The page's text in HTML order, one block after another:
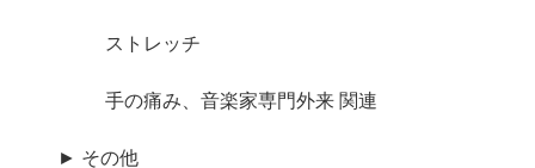
ストレッチ
手の痛み、音楽家専門外来 関連
► その他